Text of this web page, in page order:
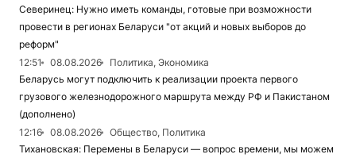
Северинец: Нужно иметь команды, готовые при возможности
провести в регионах Беларуси "от акций и новых выборов до
реформ"
12:51
08.08.2026
Политика, Экономика
Беларусь могут подключить к реализации проекта первого
грузового железнодорожного маршрута между РФ и Пакистаном
(дополнено)
12:16
08.08.2026
Общество, Политика
Тихановская: Перемены в Беларуси — вопрос времени, мы можем